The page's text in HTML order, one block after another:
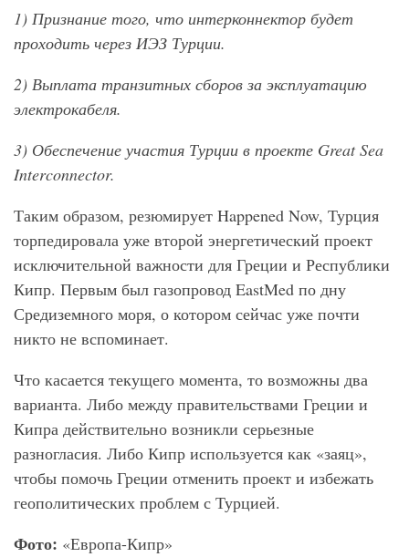
1) Признание того, что интерконнектор будет
проходить через ИЭЗ Турции.
2) Выплата транзитных сборов за эксплуатацию
электрокабеля.
3) Обеспечение участия Турции в проекте GreatSea
Interconnector.
Таким образом, резюмирует Happened Now, Турция
торпедировала уже второй энергетический проект
исключительной важности для Греции и Республики
Кипр. Первым был газопровод EastMed по дну
Средиземного моря, о котором сейчас уже почти
никто не вспоминает.
Что касается текущего момента, то возможны два
варианта. Либо между правительствами Греции и
Кипра действительно возникли серьезные
разногласия. Либо Кипр используется как «заяц»,
чтобы помочь Греции отменить проект и избежать
геополитических проблем с Турцией.
Фото: «Европа-Кипр»